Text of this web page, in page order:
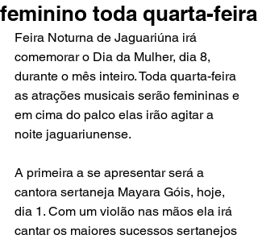
feminino toda quarta-feira
Feira Noturna de Jaguariúna irá
comemorar o Dia da Mulher, dia 8,
durante o mês inteiro. Toda quarta-feira
as atrações musicais serão femininas e
em cima do palco elas irão agitar a
noite jaguariunense.
A primeira a se apresentar será a
cantora sertaneja Mayara Góis, hoje,
dia 1. Com um violão nas mãos ela irá
cantar os maiores sucessos sertanejos